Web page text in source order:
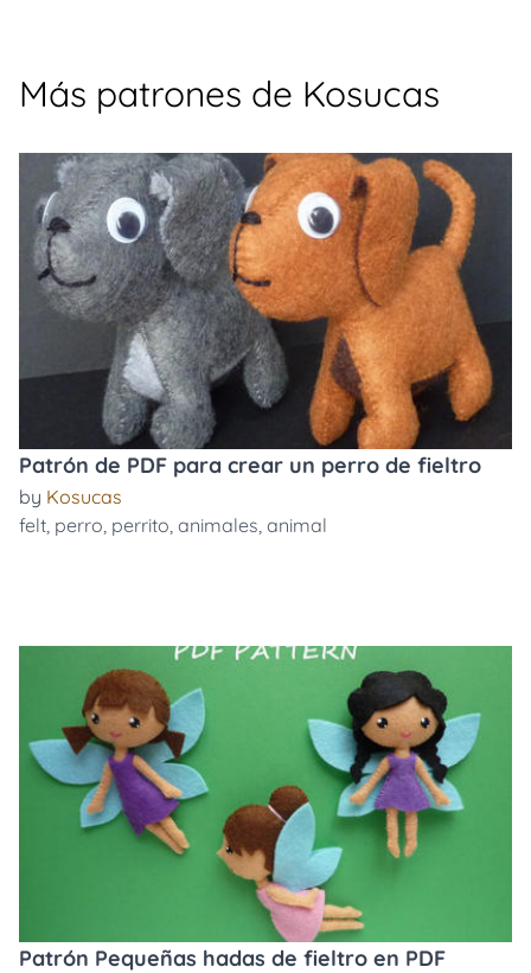
Más patrones de Kosucas
Patrón de PDF para crear un perro de fieltro
by Kosucas
felt, perro, perrito, animales, animal
Patrón Pequeñas hadas de fieltro en PDF